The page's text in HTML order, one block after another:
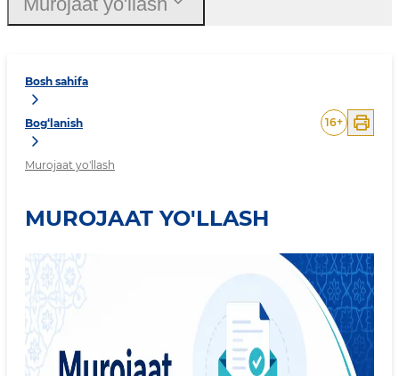
Bosh sahifa
Bog‘lanish
Murojaat yo'llash
16+
MUROJAAT YO'LLASH